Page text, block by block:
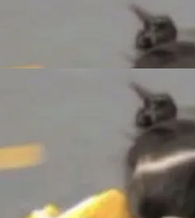
agent。这些后
TENT。
入Mooncake T
30%、非零拷贝
底层基
后续腾讯网平将
企业研发场景的
凭借卓越的技术
路私有化部署，
，越来越多企业已
人工智能
布《2025年人工